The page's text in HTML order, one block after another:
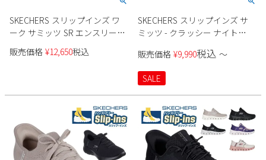
SKECHERS スリップインズ ワ
ーク サミッツ SR エンスリー
108144W レディース
販売価格 ¥12,650税込
SKECHERS スリップインズ サ
ミッツ - クラッシー ナイト
販売価格 ¥9,990税込 〜
SALE